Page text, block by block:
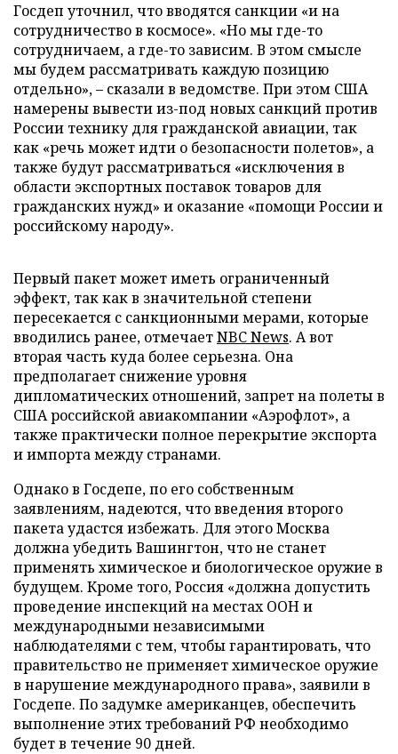
Госдеп уточнил, что вводятся санкции «и на
сотрудничество в космосе». «Но мы где-то
сотрудничаем, а где-то зависим. В этом смысле
мы будем рассматривать каждую позицию
отдельно», – сказали в ведомстве. При этом США
намерены вывести из-под новых санкций против
России технику для гражданской авиации, так
как «речь может идти о безопасности полетов», а
также будут рассматриваться «исключения в
области экспортных поставок товаров для
гражданских нужд» и оказание «помощи России и
российскому народу».
Первый пакет может иметь ограниченный
эффект, так как в значительной степени
пересекается с санкционными мерами, которые
вводились ранее, отмечаетNBC News. А вот
вторая часть куда более серьезна. Она
предполагает снижение уровня
дипломатических отношений, запрет на полеты в
США российской авиакомпании «Аэрофлот», а
также практически полное перекрытие экспорта
и импорта между странами.
Однако в Госдепе, по его собственным
заявлениям, надеются, что введения второго
пакета удастся избежать. Для этого Москва
должна убедить Вашингтон, что не станет
применять химическое и биологическое оружие в
будущем. Кроме того, Россия «должна допустить
проведение инспекций на местах ООН и
международными независимыми
наблюдателями с тем, чтобы гарантировать, что
правительство не применяет химическое оружие
в нарушение международного права», заявили в
Госдепе. По задумке американцев, обеспечить
выполнение этих требований РФ необходимо
будет в течение 90 дней.